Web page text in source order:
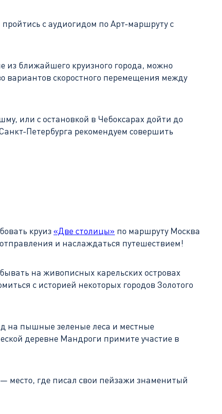
с аудиогидом по Арт-маршруту с
из ближайшего круизного города, можно
вариантов скоростного перемещения между
или с остановкой в Чебоксарах дойти до
Петербурга рекомендуем совершить
круиз «Две столицы» по маршруту Москва
и наслаждаться путешествием!
на живописных карельских островах
с историей некоторых городов Золотого
на пышные зеленые леса и местные
деревне Мандроги примите участие в
место, где писал свои пейзажи знаменитый